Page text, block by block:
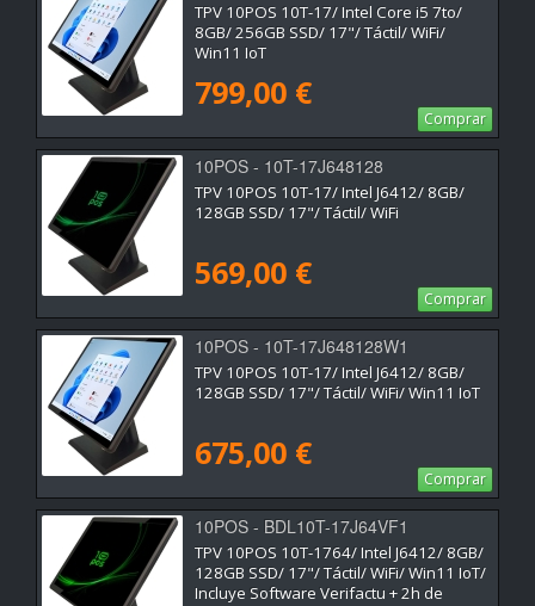
TPV 10POS 10T-17/ Intel Core i5 7to/
8GB/ 256GB SSD/ 17"/ Táctil/ WiFi/
Win11 IoT
799,00 €
Comprar
10POS - 10T-17J648128
TPV 10POS 10T-17/ Intel J6412/ 8GB/
128GB SSD/ 17"/ Táctil/ WiFi
569,00 €
Comprar
10POS - 10T-17J648128W1
TPV 10POS 10T-17/ Intel J6412/ 8GB/
128GB SSD/ 17"/ Táctil/ WiFi/ Win11 IoT
675,00 €
Comprar
10POS - BDL10T-17J64VF1
TPV 10POS 10T-1764/ Intel J6412/ 8GB/
128GB SSD/ 17"/ Táctil/ WiFi/ Win11 IoT/
Incluye Software Verifactu + 2h de